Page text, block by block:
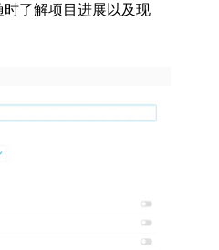
了解项目进展以及现